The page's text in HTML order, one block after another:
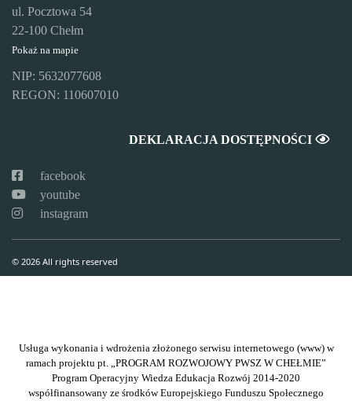
ul. Pocztowa 54
22-100 Chełm
Pokaż na mapie
NIP: 5632077608
REGON: 110607010
DEKLARACJA DOSTĘPNOŚCI
facebook
youtube
instagram
© 2026 All rights reserved
Usługa wykonania i wdrożenia złożonego serwisu internetowego (www) w
ramach projektu pt. „PROGRAM ROZWOJOWY PWSZ W CHEŁMIE”
Program Operacyjny Wiedza Edukacja Rozwój 2014-2020
współfinansowany ze środków Europejskiego Funduszu Społecznego